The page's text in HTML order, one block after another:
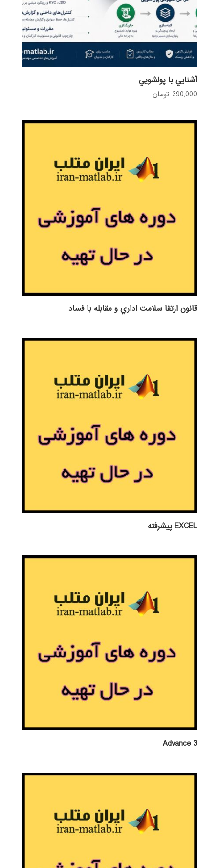
آشنايي با پولشويي
390,000 تومان
قانون ارتقا سلامت اداري و مقابله با فساد
EXCEL پيشرفته
Advance 3